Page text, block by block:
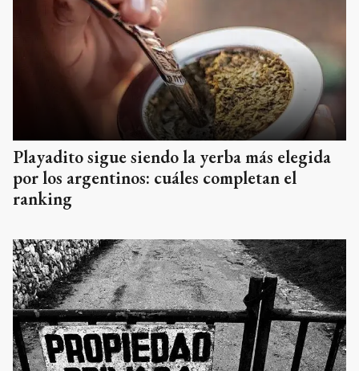
Playadito sigue siendo la yerba más elegida
por los argentinos: cuáles completan el
ranking